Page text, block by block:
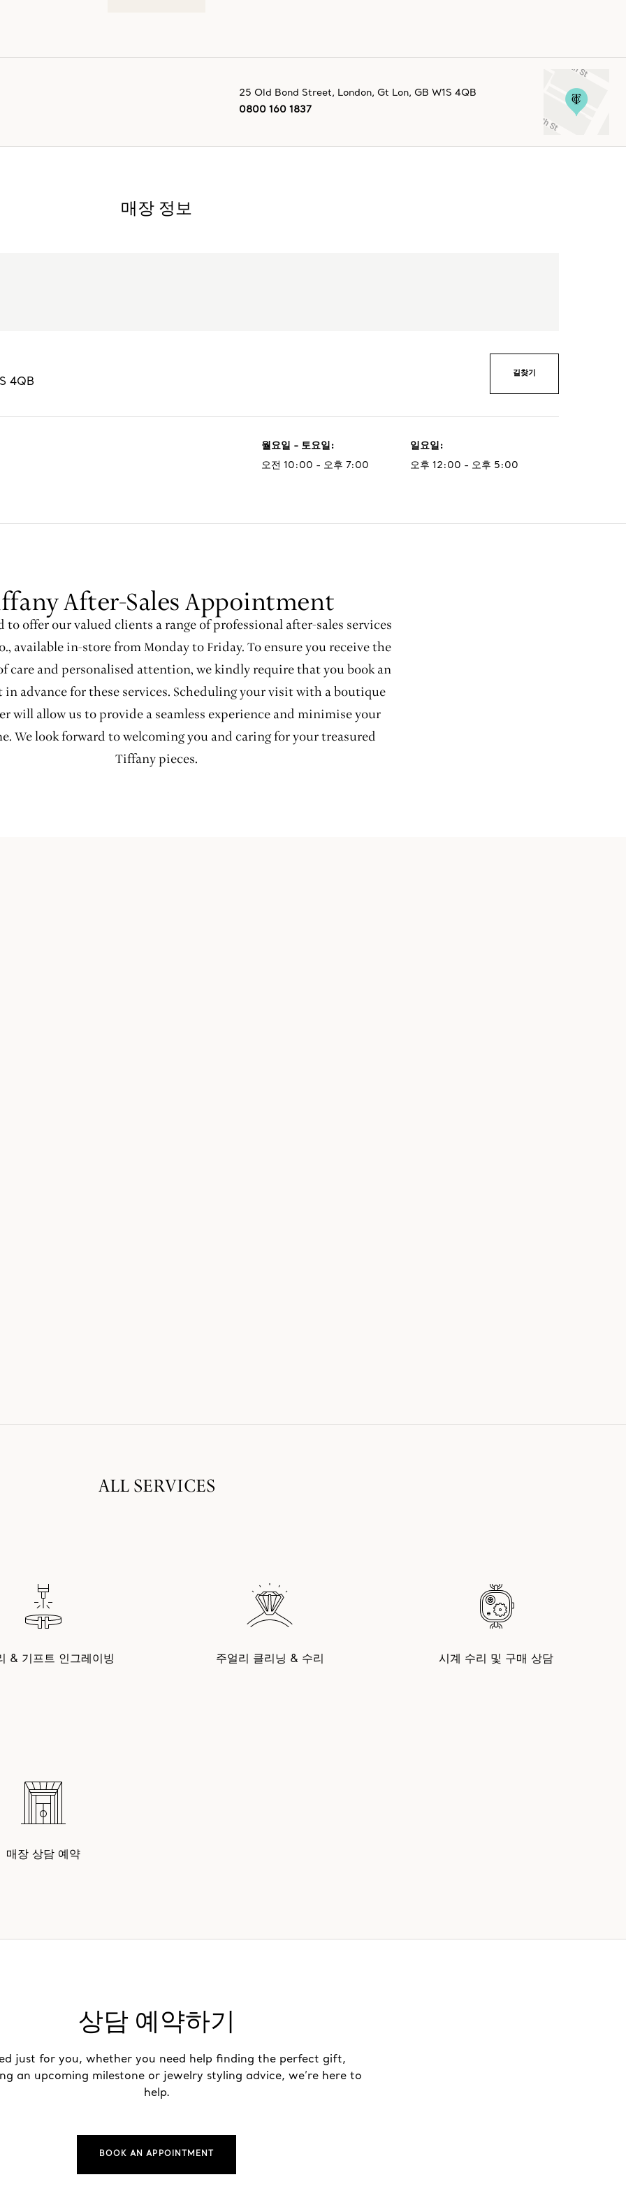
25 Old Bond Street, London, Gt Lon, GB W1S 4QB
0800 160 1837
매장 정보
4QB
길찾기
월요일 - 토요일:
오전 10:00 - 오후 7:00
일요일:
오후 12:00 - 오후 5:00
After-Sales Appointment
to offer our valued clients a range of professional after-sales services
available in-store from Monday to Friday. To ensure you receive the
care and personalised attention, we kindly require that you book an
advance for these services. Scheduling your visit with a boutique
will allow us to provide a seamless experience and minimise your
We look forward to welcoming you and caring for your treasured
Tiffany pieces.
ALL SERVICES
& 기프트 인그레이빙 주얼리 클리닝 & 수리 시계 수리 및 구매 상담
매장 상담 예약
상담 예약하기
just for you, whether you need help finding the perfect gift,
an upcoming milestone or jewelry styling advice, we’re here to
help.
BOOK AN APPOINTMENT